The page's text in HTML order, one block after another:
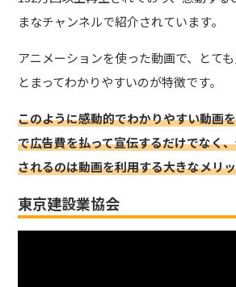
まなチャンネルで紹介されています。
アニメーションを使った動画で、とて
とまってわかりやすいのが特徴です。
このように感動的でわかりやすい動画
で広告費を払って宣伝するだけでなく
されるのは動画を利用する大きなメリ
東京建設業協会